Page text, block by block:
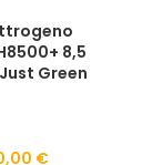
8,5
Green
€